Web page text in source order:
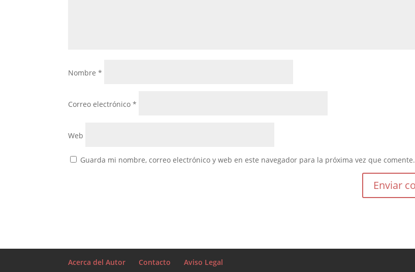
Nombre*
Correo electrónico*
Web
Guarda mi nombre, correo electrónico y web en este navegador para la próxima vez que comente.
Acerca del Autor Contacto Aviso Legal